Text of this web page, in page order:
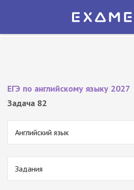
Экзамер — ЕГЭ 2027
ЕГЭ по английскому языку 2027
Задача 82
Английский язык
Задания